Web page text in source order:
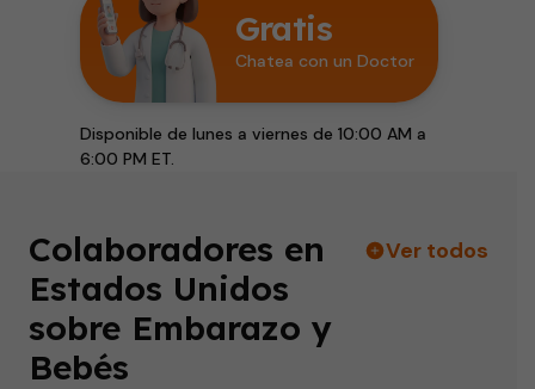
Gratis
Chatea con un Doctor
Disponible de lunes a viernes de 10:00 AM a
6:00 PM ET.
Colaboradores en
Estados Unidos
sobre Embarazo y
Bebés
Ver todos